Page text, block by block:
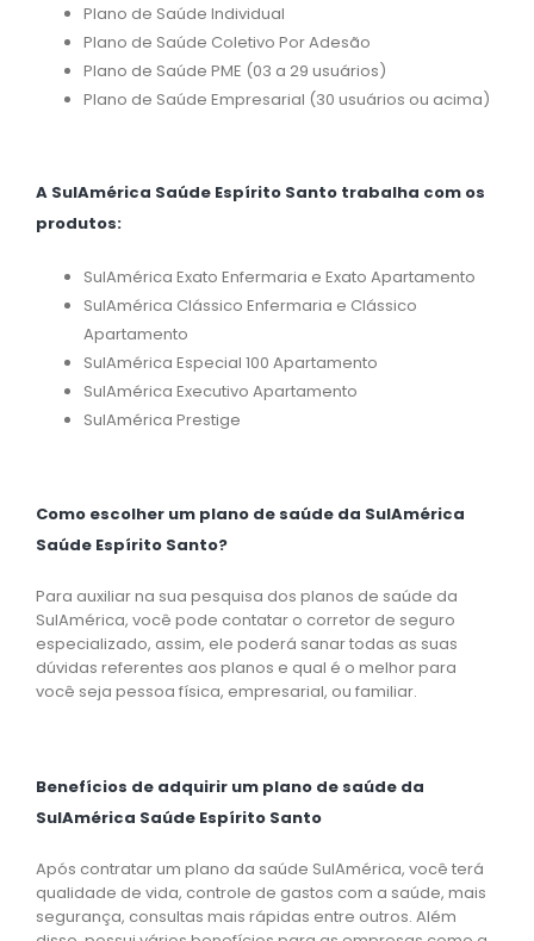
Plano de Saúde Individual
Plano de Saúde Coletivo Por Adesão
Plano de Saúde PME (03 a 29 usuários)
Plano de Saúde Empresarial (30 usuários ou acima)
A SulAmérica Saúde Espírito Santo trabalha com os
produtos:
SulAmérica Exato Enfermaria e Exato Apartamento
SulAmérica Clássico Enfermaria e Clássico
Apartamento
SulAmérica Especial 100 Apartamento
SulAmérica Executivo Apartamento
SulAmérica Prestige
Como escolher um plano de saúde da SulAmérica
Saúde Espírito Santo?
Para auxiliar na sua pesquisa dos planos de saúde da
SulAmérica, você pode contatar o corretor de seguro
especializado, assim, ele poderá sanar todas as suas
dúvidas referentes aos planos e qual é o melhor para
você seja pessoa física, empresarial, ou familiar.
Benefícios de adquirir um plano de saúde da
SulAmérica Saúde Espírito Santo
Após contratar um plano da saúde SulAmérica, você terá
qualidade de vida, controle de gastos com a saúde, mais
segurança, consultas mais rápidas entre outros. Além